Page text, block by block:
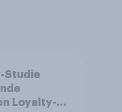
Studie
Loyalty-